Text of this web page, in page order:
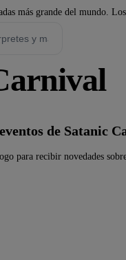
más grande del mundo.
de Satanic
para recibir novedades